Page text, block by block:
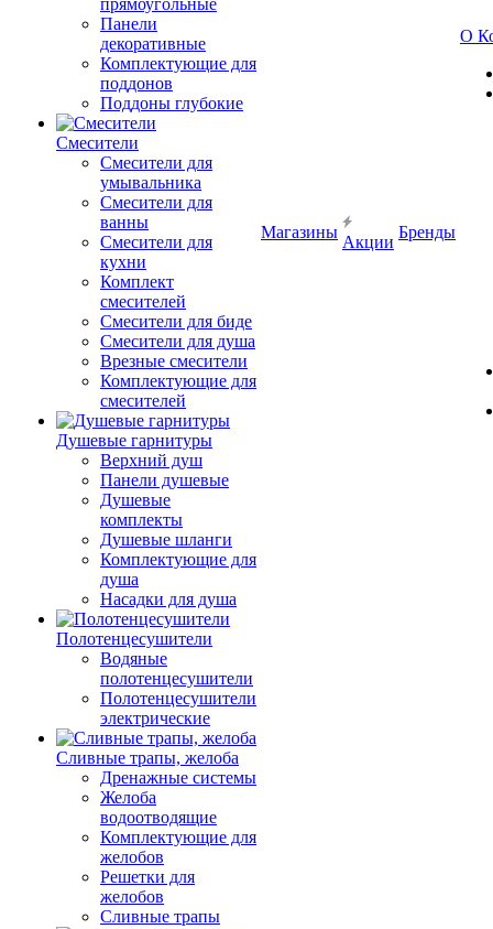
прямоугольные
Панели
декоративные
Комплектующие для
поддонов
Поддоны глубокие
Смесители
Смесители для
умывальника
Смесители для
ванны
Смесители для
кухни
Комплект
смесителей
Смесители для биде
Смесители для душа
Врезные смесители
Комплектующие для
смесителей
Душевые гарнитуры
Верхний душ
Панели душевые
Душевые
комплекты
Душевые шланги
Комплектующие для
душа
Насадки для душа
Полотенцесушители
Водяные
полотенцесушители
Полотенцесушители
электрические
Сливные трапы, желоба
Дренажные системы
Желоба
водоотводящие
Комплектующие для
желобов
Решетки для
желобов
Сливные трапы
Магазины
Акции
Бренды
О